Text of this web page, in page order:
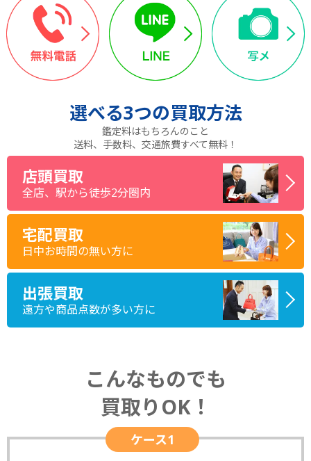
選べる3つの買取方法
鑑定料はもちろんのこと
送料、手数料、交通旅費すべて無料！
店頭買取
全店、駅から徒歩2分圏内
宅配買取
日中お時間の無い方に
出張買取
遠方や商品点数が多い方に
こんなものでも
買取りOK！
ケース1